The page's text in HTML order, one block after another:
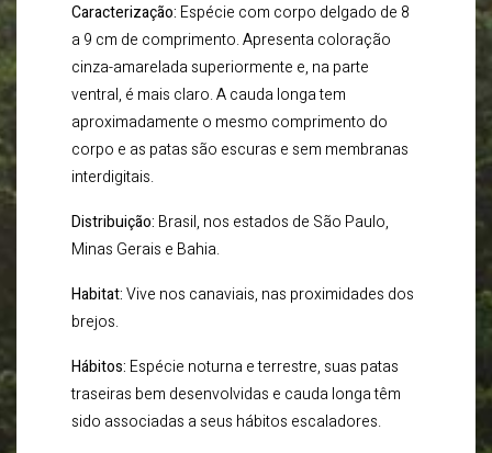
Caracterização: Espécie com corpo delgado de 8
a 9 cm de comprimento. Apresenta coloração
cinza-amarelada superiormente e, na parte
ventral, é mais claro. A cauda longa tem
aproximadamente o mesmo comprimento do
corpo e as patas são escuras e sem membranas
interdigitais.
Distribuição: Brasil, nos estados de São Paulo,
Minas Gerais e Bahia.
Habitat:Vive nos canaviais, nas proximidades dos
brejos.
Hábitos: Espécie noturna e terrestre, suas patas
traseiras bem desenvolvidas e cauda longa têm
sido associadas a seus hábitos escaladores.